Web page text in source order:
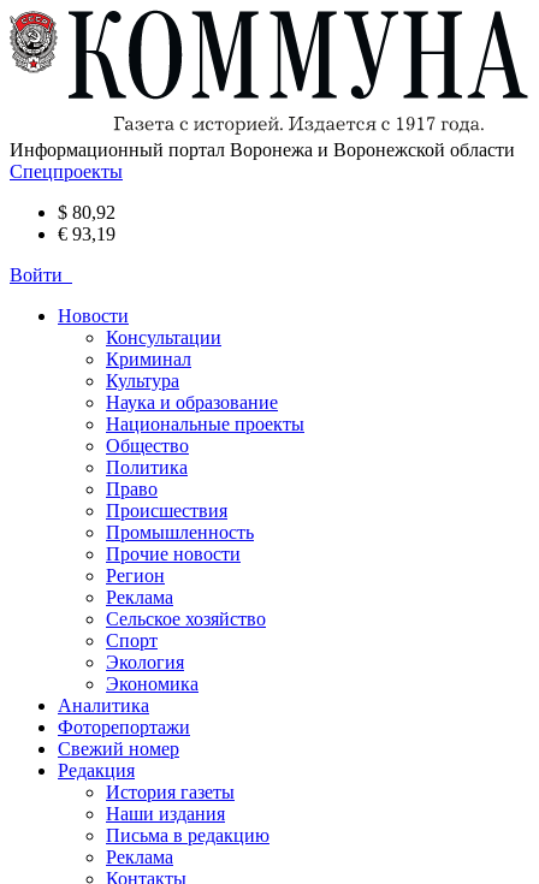
Информационный портал Воронежа и Воронежской области
Спецпроекты
$ 80,92
€ 93,19
Войти
Новости
Консультации
Криминал
Культура
Наука и образование
Национальные проекты
Общество
Политика
Право
Происшествия
Промышленность
Прочие новости
Регион
Реклама
Сельское хозяйство
Спорт
Экология
Экономика
Аналитика
Фоторепортажи
Свежий номер
Редакция
История газеты
Наши издания
Письма в редакцию
Реклама
Контакты